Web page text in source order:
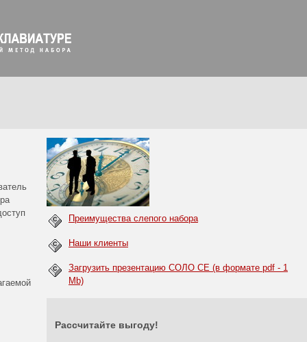
Преимущества слепого набора
Наши клиенты
Загрузить презентацию СОЛО CE (в формате pdf - 1
Mb)
Рассчитайте выгоду!